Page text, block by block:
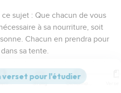
sujet : Que chacun de vous
à sa nourriture, soit
Chacun en prendra pour
sa tente.
Commentaires Strong